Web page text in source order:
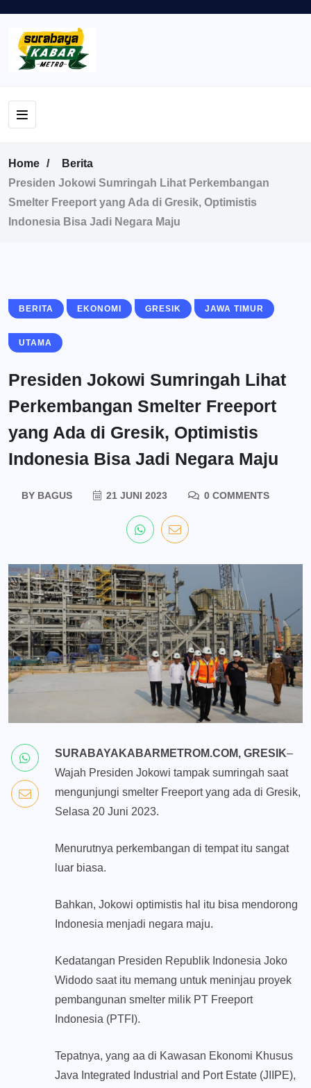
Home
Berita
Presiden Jokowi Sumringah Lihat Perkembangan
Smelter Freeport yang Ada di Gresik, Optimistis
Indonesia Bisa Jadi Negara Maju
BERITA EKONOMI GRESIK JAWA TIMUR
UTAMA
Presiden Jokowi Sumringah Lihat
Perkembangan Smelter Freeport
yang Ada di Gresik, Optimistis
Indonesia Bisa Jadi Negara Maju
BYBAGUS 21 JUNI 2023 0 COMMENTS
SURABAYAKABARMETROM.COM, GRESIK–
Wajah Presiden Jokowi tampak sumringah saat
mengunjungi smelter Freeport yang ada di Gresik,
Selasa 20 Juni 2023.
Menurutnya perkembangan di tempat itu sangat
luar biasa.
Bahkan, Jokowi optimistis hal itu bisa mendorong
Indonesia menjadi negara maju.
Kedatangan Presiden Republik Indonesia Joko
Widodo saat itu memang untuk meninjau proyek
pembangunan smelter milik PT Freeport
Indonesia (PTFI).
Tepatnya, yang aa di Kawasan Ekonomi Khusus
Java Integrated Industrial and Port Estate (JIIPE),